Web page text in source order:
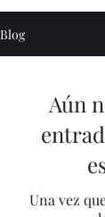
Blog
Aún
Una vez